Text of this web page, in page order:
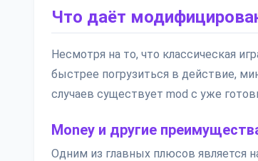
Что даёт
Несмотря на то, что классическая
быстрее погрузиться в действие,
случаев существует mod с уже
Money и другие
Одним из главных плюсов является